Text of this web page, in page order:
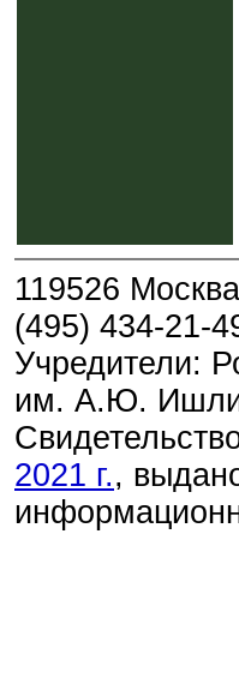
119526
(495) 434-21-
Учредители:
им. А.Ю.
2021 г.,